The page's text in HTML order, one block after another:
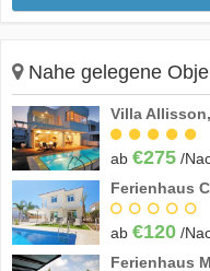
Nahe gelegene
Villa
ab €275 /
Ferienhaus
ab €120 /
Ferienhaus